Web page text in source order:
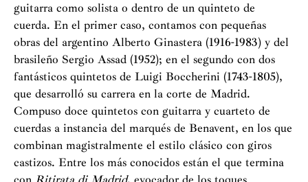
guitarra como solista o dentro de un quinteto de
cuerda. En el primer caso, contamos con pequeñas
obras del argentino Alberto Ginastera (1916-1983) y del
brasileño Sergio Assad (1952); en el segundo con dos
fantásticos quintetos de Luigi Boccherini (1743-1805),
que desarrolló su carrera en la corte de Madrid.
Compuso doce quintetos con guitarra y cuarteto de
cuerdas a instancia del marqués de Benavent, en los que
combinan magistralmente el estilo clásico con giros
castizos. Entre los más conocidos están el que termina